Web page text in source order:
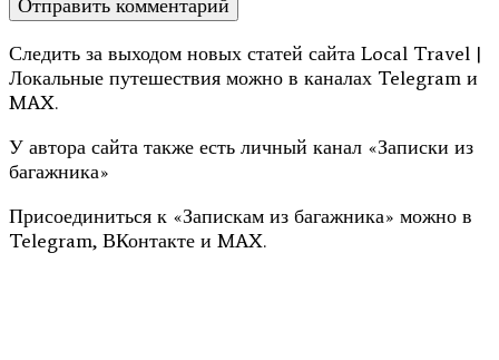
Следить за выходом новых статей сайта Local Travel |
Локальные путешествия можно в каналах Telegram и
MAX.
У автора сайта также есть личный канал «Записки из
багажника»
Присоединиться к «Запискам из багажника» можно в
Telegram, ВКонтакте и MAX.